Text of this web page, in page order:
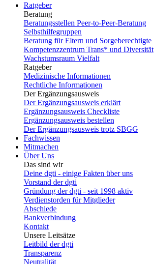
Ratgeber
Beratung
Beratungsstellen Peer-to-Peer-Beratung
Selbsthilfegruppen
Beratung für Eltern und Sorgeberechtigte
Kompetenzzentrum Trans* und Diversität
Wachstumsraum Vielfalt
Ratgeber
Medizinische Informationen
Rechtliche Informationen
Der Ergänzungsausweis
Der Ergänzungsausweis erklärt
Ergänzungsausweis Checkliste
Ergänzungsausweis bestellen
Der Ergänzungsausweis trotz SBGG
Fachwissen
Mitmachen
Über Uns
Das sind wir
Deine dgti - einige Fakten über uns
Vorstand der dgti
Gründung der dgti - seit 1998 aktiv
Verdienstorden für Mitglieder
Abschiede
Bankverbindung
Kontakt
Unsere Leitsätze
Leitbild der dgti
Transparenz
Neutralität